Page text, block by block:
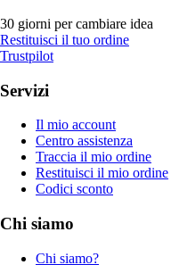
30 giorni per cambiare idea
Restituisci il tuo ordine
Trustpilot
Servizi
Il mio account
Centro assistenza
Traccia il mio ordine
Restituisci il mio ordine
Codici sconto
Chi siamo
Chi siamo?